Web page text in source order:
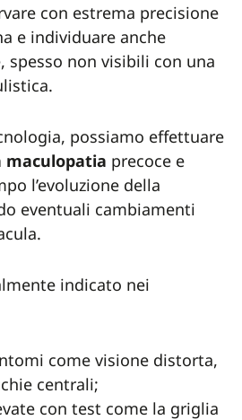
con estrema precisione
e individuare anche
spesso non visibili con una
possiamo effettuare
maculopatia precoce e
l’evoluzione della
eventuali cambiamenti
indicato nei
come visione distorta,
centrali;
con test come la griglia